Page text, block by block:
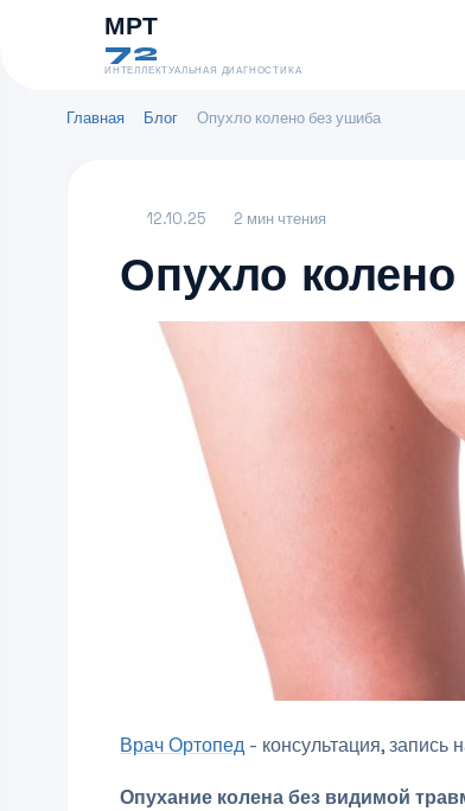
МРТ
72
ИНТЕЛЛЕКТУАЛЬНАЯ ДИАГНОСТИКА
Главная Блог Опухло колено без ушиба
12.10.25 2 мин чтения
Опухло
Врач Ортопед - консультация, запись
Опухание колена без видимой